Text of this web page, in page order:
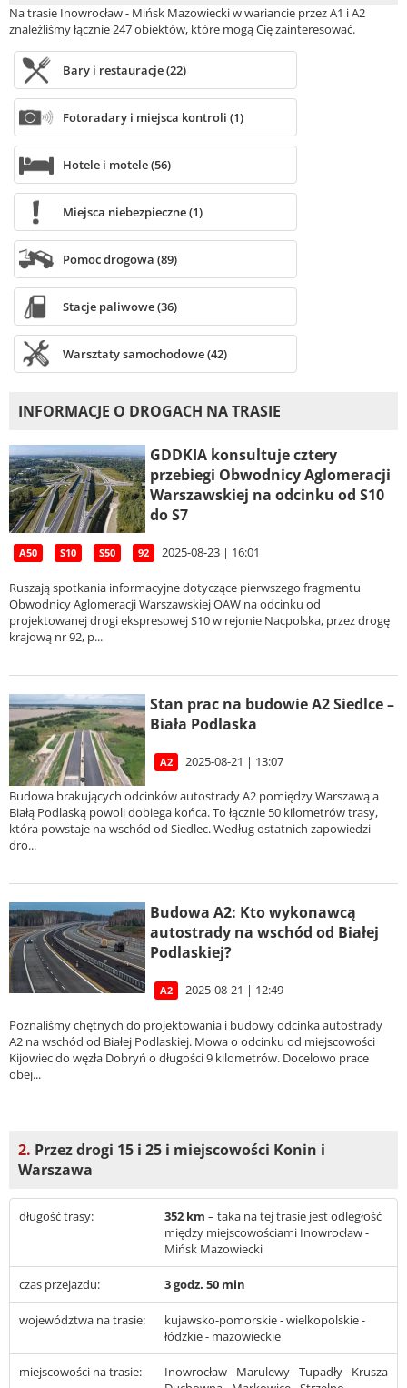
Na trasie Inowrocław - Mińsk Mazowiecki w wariancie przez A1 i A2
znaleźliśmy łącznie 247 obiektów, które mogą Cię zainteresować.
Bary i restauracje (22)
Fotoradary i miejsca kontroli (1)
Hotele i motele (56)
Miejsca niebezpieczne (1)
Pomoc drogowa (89)
Stacje paliwowe (36)
Warsztaty samochodowe (42)
INFORMACJE O DROGACH NA TRASIE
GDDKIA konsultuje cztery
przebiegi Obwodnicy Aglomeracji
Warszawskiej na odcinku od S10
do S7
A50 S10 S50 92 2025-08-23 | 16:01
Ruszają spotkania informacyjne dotyczące pierwszego fragmentu
Obwodnicy Aglomeracji Warszawskiej OAW na odcinku od
projektowanej drogi ekspresowej S10 w rejonie Nacpolska, przez drogę
krajową nr 92, p...
Stan prac na budowie A2 Siedlce –
Biała Podlaska
A2 2025-08-21 | 13:07
Budowa brakujących odcinków autostrady A2 pomiędzy Warszawą a
Białą Podlaską powoli dobiega końca. To łącznie 50 kilometrów trasy,
która powstaje na wschód od Siedlec. Według ostatnich zapowiedzi
dro...
Budowa A2: Kto wykonawcą
autostrady na wschód od Białej
Podlaskiej?
A2 2025-08-21 | 12:49
Poznaliśmy chętnych do projektowania i budowy odcinka autostrady
A2 na wschód od Białej Podlaskiej. Mowa o odcinku od miejscowości
Kijowiec do węzła Dobryń o długości 9 kilometrów. Docelowo prace
obej...
2. Przez drogi 15 i 25 i miejscowości Konin i
Warszawa
długość trasy: 352 km – taka na tej trasie jest odległość
między miejscowościami Inowrocław -
Mińsk Mazowiecki
czas przejazdu: 3 godz. 50 min
województwa na trasie:
kujawsko-pomorskie - wielkopolskie -
łódzkie - mazowieckie
miejscowości na trasie:
Inowrocław - Marulewy - Tupadły - Krusza